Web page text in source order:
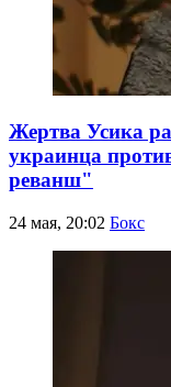
Жертва Усика
украинца
реванш"
24 мая, 20:02 Бокс